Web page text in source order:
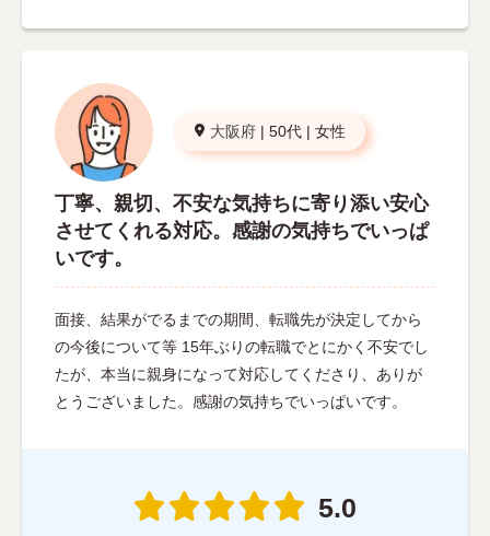
大阪府 | 50代 | 女性
丁寧、親切、不安な気持ちに寄り添い安心
させてくれる対応。感謝の気持ちでいっぱ
いです。
面接、結果がでるまでの期間、転職先が決定してから
の今後について等 15年ぶりの転職でとにかく不安でし
たが、本当に親身になって対応してくださり、ありが
とうございました。感謝の気持ちでいっぱいです。
5.0